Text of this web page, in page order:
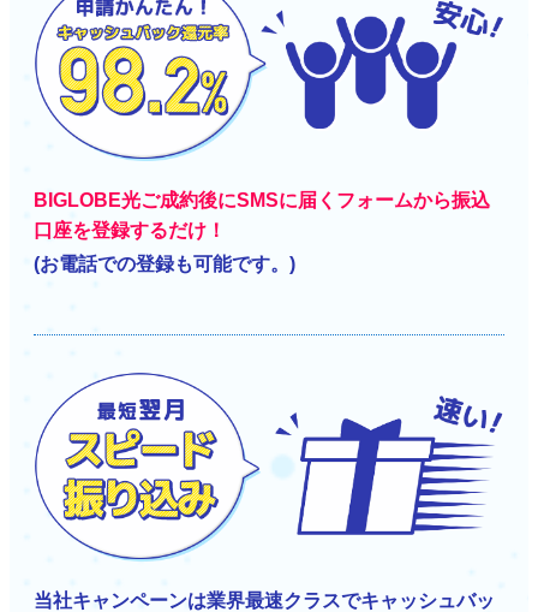
BIGLOBE光ご成約後にSMSに届くフォームから振込
口座を登録するだけ！
(お電話での登録も可能です。)
当社キャンペーンは業界最速クラスでキャッシュバッ